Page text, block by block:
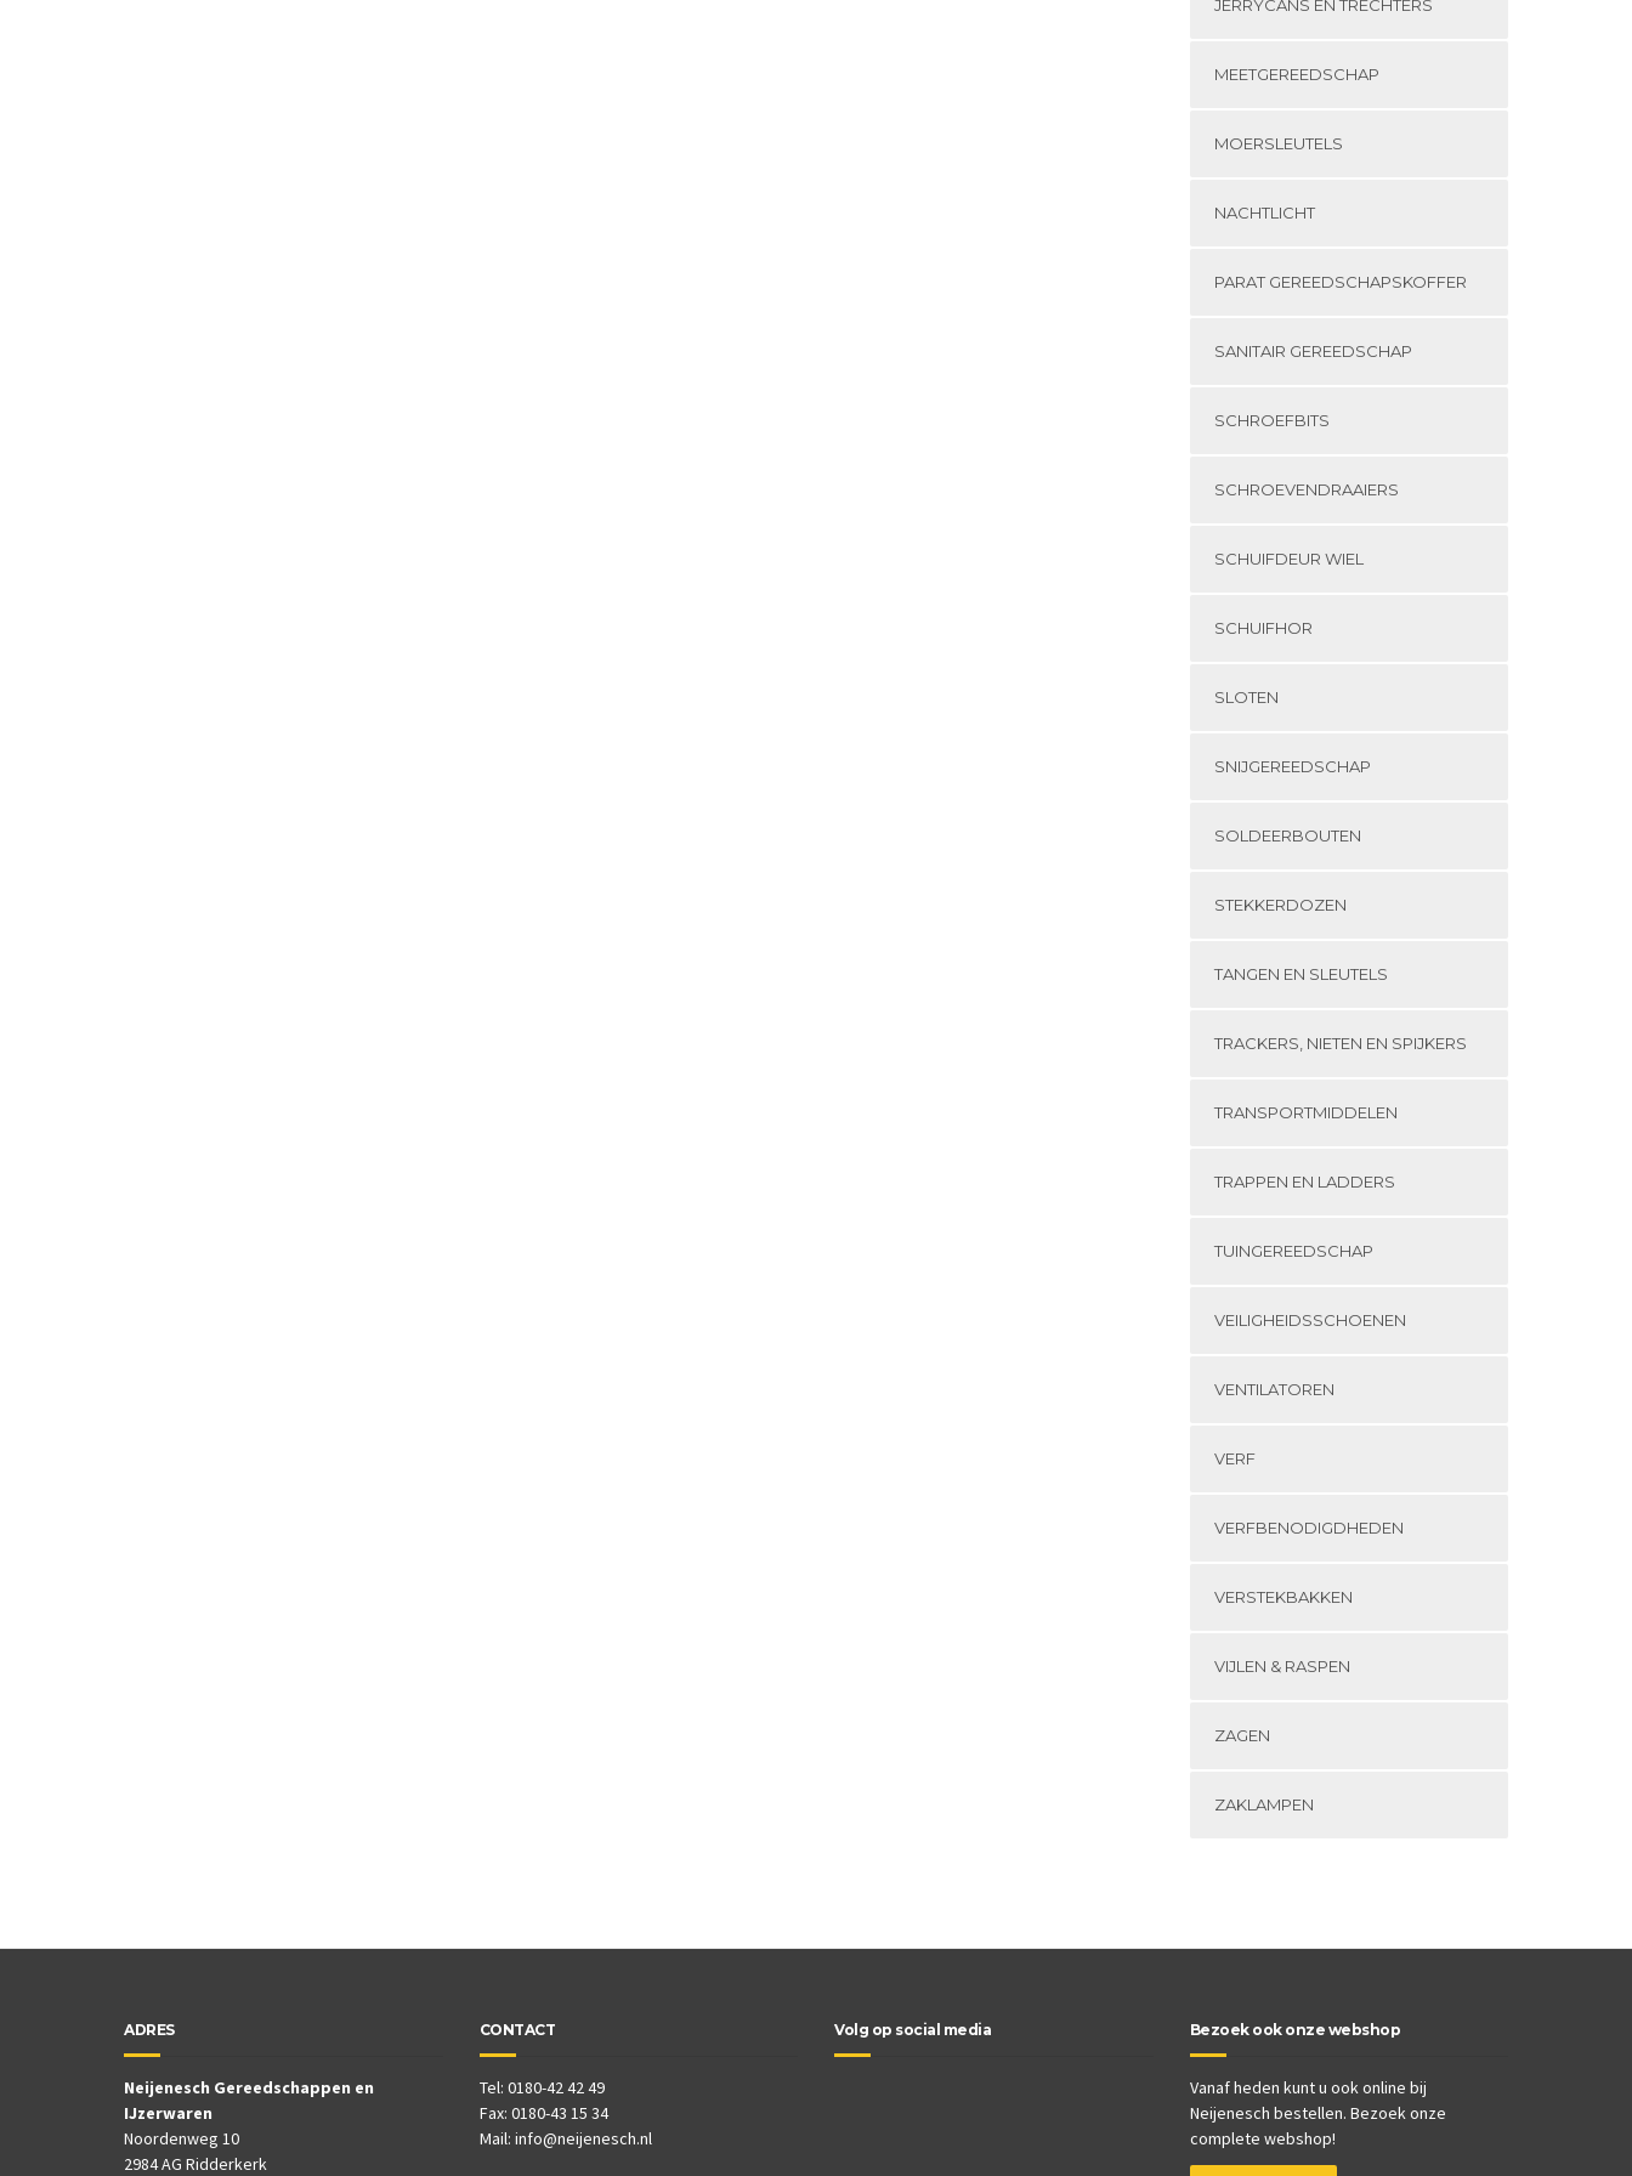
JERRYCANS EN TRECHTERS
MEETGEREEDSCHAP
MOERSLEUTELS
NACHTLICHT
PARAT GEREEDSCHAPSKOFFER
SANITAIR GEREEDSCHAP
SCHROEFBITS
SCHROEVENDRAAIERS
SCHUIFDEUR WIEL
SCHUIFHOR
SLOTEN
SNIJGEREEDSCHAP
SOLDEERBOUTEN
STEKKERDOZEN
TANGEN EN SLEUTELS
TRACKERS, NIETEN EN SPIJKERS
TRANSPORTMIDDELEN
TRAPPEN EN LADDERS
TUINGEREEDSCHAP
VEILIGHEIDSSCHOENEN
VENTILATOREN
VERF
VERFBENODIGDHEDEN
VERSTEKBAKKEN
VIJLEN & RASPEN
ZAGEN
ZAKLAMPEN
ADRES
Neijenesch Gereedschappen en
IJzerwaren
Noordenweg 10
2984 AG Ridderkerk
CONTACT
Tel: 0180-42 42 49
Fax: 0180-43 15 34
Mail: info@neijenesch.nl
Volg op social media Bezoek ook onze webshop
Vanaf heden kunt u ook online bij
Neijenesch bestellen. Bezoek onze
complete webshop!